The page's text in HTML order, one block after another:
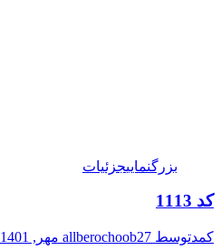
بزرگنماییجزئیات
کد 1113
کمدتوسط allberochoob27 مهر, 1401